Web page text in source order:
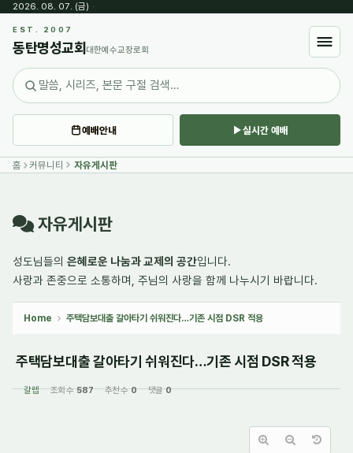
2026. 08. 07. (금) ·
EST. 2007
동탄명성교회 대한예수교장로회
예배안내 실시간 예배
홈 커뮤니티 자유게시판
자유게시판
성도님들의 은혜로운 나눔과 교제의 공간입니다.
사랑과 존중으로 소통하며, 주님의 사랑을 함께 나누시기 바랍니다.
Home 주택담보대출 갈아타기 쉬워진다…기존 시점 DSR 적용
주택담보대출 갈아타기 쉬워진다…기존 시점 DSR 적용
갈렙 조회 수587 추천 수0 댓글0
Sketchbook5, 스케치북5
Sketchbook5, 스케치북5